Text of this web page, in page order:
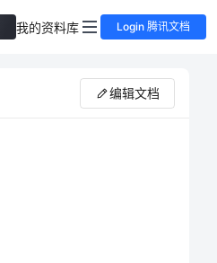
我的资料库 Login 腾讯文档
编辑文档